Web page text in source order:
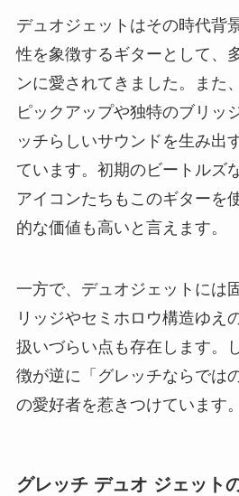
デュオジェットはその時代背
性を象徴するギターとして、
ンに愛されてきました。また
ピックアップや独特のブリッ
ッチらしいサウンドを生み出
ています。初期のビートルズ
アイコンたちもこのギターを
的な価値も高いと言えます。
一方で、デュオジェットには
リッジやセミホロウ構造ゆえ
扱いづらい点も存在します。
徴が逆に「グレッチならでは
の愛好者を惹きつけています。
グレッチ デュオ ジェット